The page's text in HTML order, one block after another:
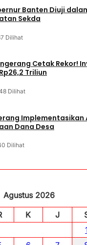
Banten Diuji
Sekda
Dilihat
Cetak Rekor!
Triliun
Dilihat
Implementasikan
Dana Desa
Dilihat
Agustus 2026
K J